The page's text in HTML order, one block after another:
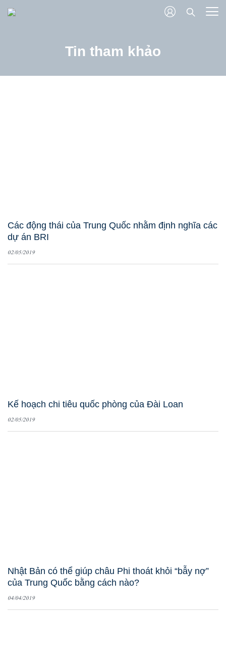
Tin tham khảo
Các động thái của Trung Quốc nhằm định nghĩa các
dự án BRI
02/05/2019
Kế hoạch chi tiêu quốc phòng của Đài Loan
02/05/2019
Nhật Bản có thể giúp châu Phi thoát khỏi “bẫy nợ”
của Trung Quốc bằng cách nào?
04/04/2019